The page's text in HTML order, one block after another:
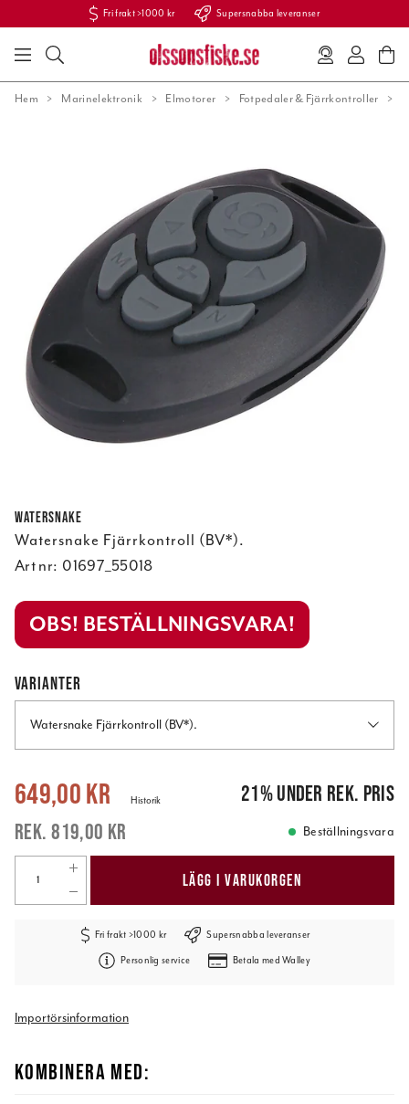
Fri frakt >1000 kr Supersnabba leveranser
Hem Marinelektronik Elmotorer Fotpedaler & Fjärrkontroller
Watersnake
Watersnake Fjärrkontroll (BV*).
Art nr: 01697_55018
OBS! BESTÄLLNINGSVARA!
VARIANTER
Watersnake Fjärrkontroll (BV*).
Nuvarande pris:649,00 kr 819,00 kr
649,00 kr
819,00 kr
Historik 21%under rek. pris
Beställningsvara
LÄGG I VARUKORGEN
Fri frakt >1000 kr Supersnabba leveranser
Personlig service Betala med Walley
Importörsinformation
KOMBINERA MED: